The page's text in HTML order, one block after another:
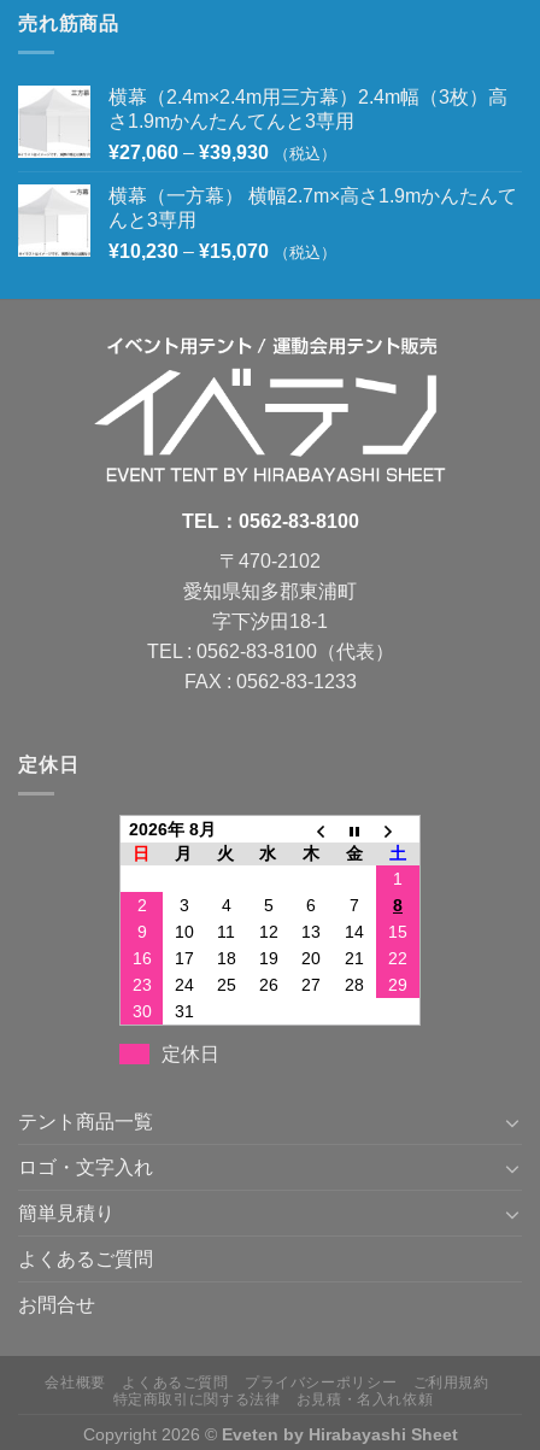
売れ筋商品
横幕（2.4m×2.4m用三方幕）2.4m幅（3枚）高
さ1.9mかんたんてんと3専用
¥27,060 – ¥39,930 （税込）
横幕（一方幕） 横幅2.7m×高さ1.9mかんたんて
んと3専用
¥10,230 – ¥15,070 （税込）
TEL： 0562-83-8100
〒470-2102
愛知県知多郡東浦町
字下汐田18-1
TEL : 0562-83-8100（代表）
FAX : 0562-83-1233
定休日
2026年 8月
日
月 火 水 木 金
土
1
2
3 4 5 6 7
8
9
10 11 12 13 14
15
16
17 18 19 20 21
22
23
24 25 26 27 28
29
30
31
定休日
テント商品一覧
ロゴ・文字入れ
簡単見積り
よくあるご質問
お問合せ
会社概要 よくあるご質問 プライバシーポリシー
ご利用規約
特定商取引に関する法律
お見積・名入れ依頼
Copyright 2026 © Eveten by Hirabayashi Sheet